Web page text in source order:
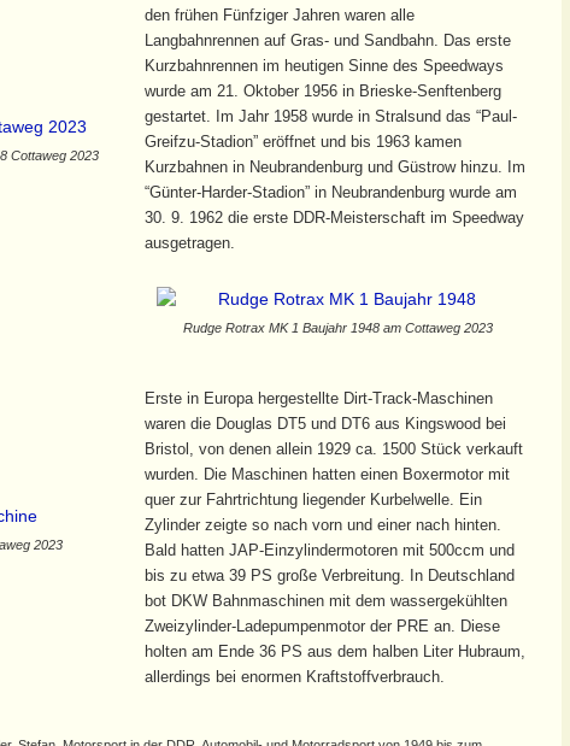
Cottaweg 2023
den frühen Fünfziger Jahren waren alle
Langbahnrennen auf Gras- und Sandbahn. Das erste
Kurzbahnrennen im heutigen Sinne des Speedways
wurde am 21. Oktober 1956 in Brieske-Senftenberg
gestartet. Im Jahr 1958 wurde in Stralsund das “Paul-
Greifzu-Stadion” eröffnet und bis 1963 kamen
Kurzbahnen in Neubrandenburg und Güstrow hinzu. Im
“Günter-Harder-Stadion” in Neubrandenburg wurde am
30. 9. 1962 die erste DDR-Meisterschaft im Speedway
ausgetragen.
Rudge Rotrax MK 1 Baujahr 1948 am Cottaweg 2023
2023
Erste in Europa hergestellte Dirt-Track-Maschinen
waren die Douglas DT5 und DT6 aus Kingswood bei
Bristol, von denen allein 1929 ca. 1500 Stück verkauft
wurden. Die Maschinen hatten einen Boxermotor mit
quer zur Fahrtrichtung liegender Kurbelwelle. Ein
Zylinder zeigte so nach vorn und einer nach hinten.
Bald hatten JAP-Einzylindermotoren mit 500ccm und
bis zu etwa 39 PS große Verbreitung. In Deutschland
bot DKW Bahnmaschinen mit dem wassergekühlten
Zweizylinder-Ladepumpenmotor der PRE an. Diese
holten am Ende 36 PS aus dem halben Liter Hubraum,
allerdings bei enormen Kraftstoffverbrauch.